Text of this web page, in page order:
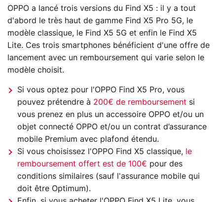
OPPO a lancé trois versions du Find X5 : il y a tout
d'abord le très haut de gamme Find X5 Pro 5G, le
modèle classique, le Find X5 5G et enfin le Find X5
Lite. Ces trois smartphones bénéficient d'une offre de
lancement avec un remboursement qui varie selon le
modèle choisit.
Si vous optez pour l'OPPO Find X5 Pro, vous
pouvez prétendre à 200€ de remboursement si
vous prenez en plus un accessoire OPPO et/ou un
objet connecté OPPO et/ou un contrat d’assurance
mobile Premium avec plafond étendu.
Si vous choisissez l'OPPO Find X5 classique, le
remboursement offert est de 100€ pour des
conditions similaires (sauf l'assurance mobile qui
doit être Optimum).